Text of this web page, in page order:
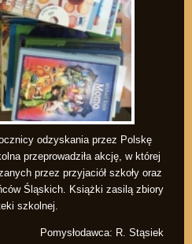
odzyskania przez Polskę
przeprowadziła akcję, w której
przez przyjaciół szkoły oraz
Śląskich. Książki zasilą zbiory
szkolnej.
Pomysłodawca: R. Stąsiek